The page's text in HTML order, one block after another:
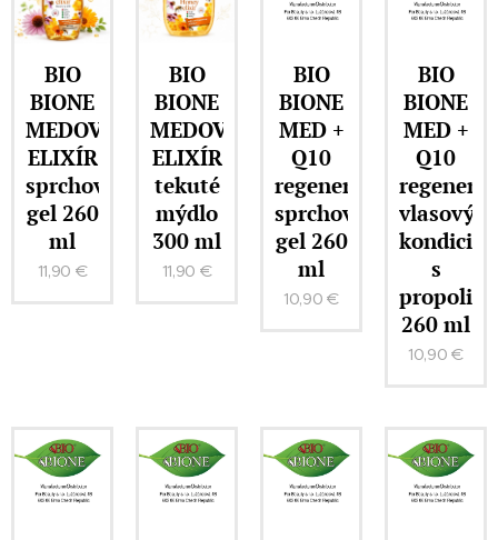
BIO
BIONE
MEDOVÝ
ELIXÍR
sprchový
gel 260
ml
11,90 €
BIO
BIONE
MEDOVÝ
ELIXÍR
tekuté
mýdlo
300 ml
11,90 €
BIO
BIONE
MED +
Q10
regenerační
sprchový
gel 260
ml
10,90 €
BIO
BIONE
MED +
Q10
vlasový
s
260 ml
10,90 €